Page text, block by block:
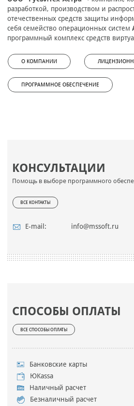
КОНСУЛЬТАЦИИ
Помощь в выборе программного
ВСЕ КОНТАКТЫ
E-mail: info@mssoft.ru
СПОСОБЫ ОПЛАТЫ
ВСЕ СПОСОБЫ ОПЛАТЫ
Банковские карты
ЮKassa
Наличный расчет
Безналичный расчет
разработкой, производством и
отечественных средств защиты
себя семейство операционных систем
программный комплекс средств
О КОМПАНИИ
ПРОГРАММНОЕ ОБЕСПЕЧЕНИЕ